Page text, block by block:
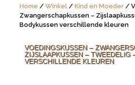
Home / Winkel / Kind en Moeder /
Zwangerschapkussen –
Bodykussen verschillende kleuren
VOEDINGSKUSSEN –
ZIJSLAAPKUSSEN – TWEEDELIG
VERSCHILLENDE KLEUREN